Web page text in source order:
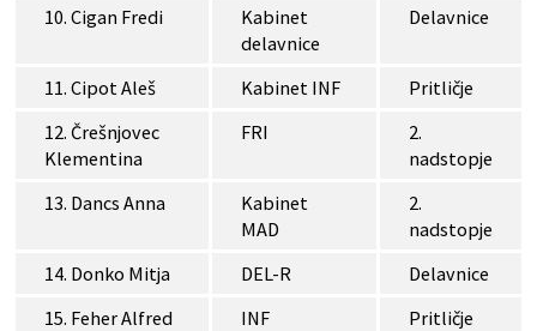
10. Cigan Fredi
Kabinet
delavnice
Delavnice
11. Cipot Aleš Kabinet INF
Pritličje
12. Črešnjovec
Klementina
FRI
2.
nadstopje
13. Dancs Anna
Kabinet
MAD
2.
nadstopje
14. Donko Mitja
DEL-R
Delavnice
15. Feher Alfred
INF
Pritličje